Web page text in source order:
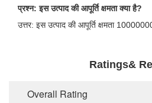
प्रश्न: इस उत्पाद की आपूर्ति क्षमता क्या है?
उत्तर: इस उत्पाद की आपूर्ति क्षमता
Ratings&
Overall Rating